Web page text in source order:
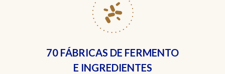
70 FÁBRICAS DE FERMENTO
E INGREDIENTES